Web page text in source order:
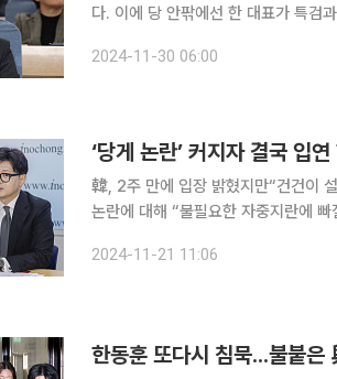
다. 이에 당 안팎에선 한 대표가 특검
나왔다. 한 대표는 29일 오후 국회
2024-11-30 06:00
‘당게 논란’ 커지자 결국 입
韓, 2주 만에 입장 밝혔지만“건건이 설명, 적절치 않아” 한동훈
논란에 대해 “불필요한 자중지란에
는 데다, 친윤(친윤석열)계를 중심으
2024-11-21 11:06
한동훈 또다시 침묵...불붙